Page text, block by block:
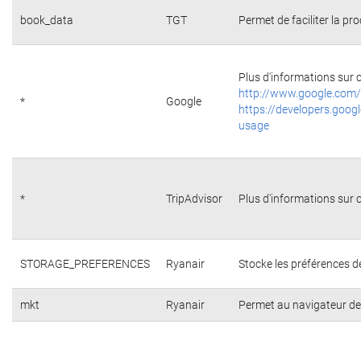
book_data TGT Permet de faciliter la
* Google
Plus d'informations sur
http://
https://
usage
* TripAdvisor Plus d'informations sur
STORAGE_PREFERENCES Ryanair Stocke les préférences
mkt Ryanair Permet au navigateur